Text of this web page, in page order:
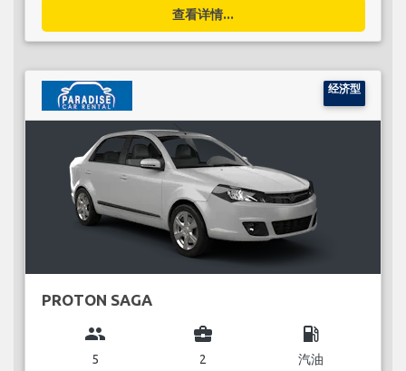
查看详情...
经济型
PROTON SAGA
group
5
business_center
2
local_gas_station
汽油